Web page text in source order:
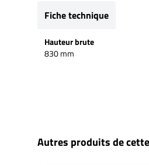
Fiche technique
Hauteur brute
830 mm
Autres produits de